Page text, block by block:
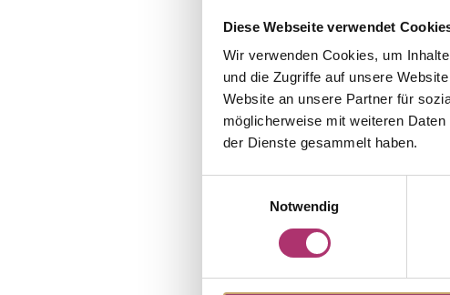
Diese Webseite verwendet
Wir verwenden Cookies, um
und die Zugriffe auf unsere
Website an unsere Partner für
möglicherweise mit weiteren
der Dienste gesammelt haben.
Notwendig